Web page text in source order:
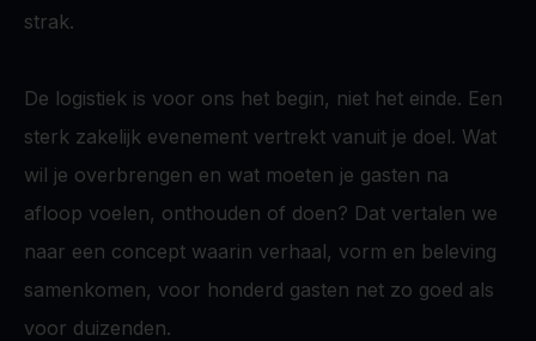
strak.
De logistiek is voor ons het begin, niet het einde. Een
sterk zakelijk evenement vertrekt vanuit je doel. Wat
wil je overbrengen en wat moeten je gasten na
afloop voelen, onthouden of doen? Dat vertalen we
naar een concept waarin verhaal, vorm en beleving
samenkomen, voor honderd gasten net zo goed als
voor duizenden.